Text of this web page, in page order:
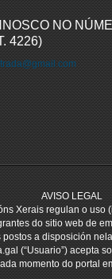
NO
4226)
AVISO LEGAL
Xerais regulan o uso
do sitio web de
a disposición
(“Usuario”) acepta
momento do portal